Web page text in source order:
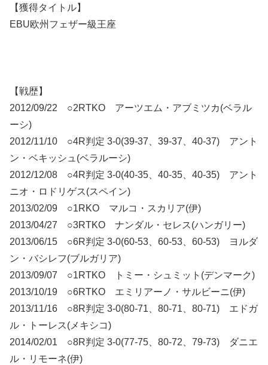
【獲得タイトル】
EBU欧州フェザー級王座
【戦歴】
2012/09/22 ○2RTKO アーツエム・アブミツカ(ベラル
ーシ)
2012/11/10 ○4R判定 3-0(39-37、39-37、40-37) アント
ン・ベキッシュ(ベラルーシ)
2012/12/08 ○4R判定 3-0(40-35、40-35、40-35) アント
ニオ・ロドリゲス(スペイン)
2013/02/09 ○1RKO マルコ・スカリア(伊)
2013/04/27 ○3RTKO ナンダル・セレス(ハンガリー)
2013/06/15 ○6R判定 3-0(60-53、60-53、60-53) ヨルダ
ン・バシレフ(ブルガリア)
2013/09/07 ○1RTKO トミー・シュミット(デンマーク)
2013/10/19 ○6RTKO エミリアーノ・サルビーニ(伊)
2013/11/16 ○8R判定 3-0(80-71、80-71、80-71) エドガ
ル・トーレス(メキシコ)
2014/02/01 ○8R判定 3-0(77-75、80-72、79-73) ダニエ
ル・リモーネ(伊)